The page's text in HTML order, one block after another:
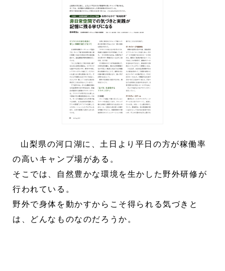
山梨県の河口湖に、土日より平日の方が稼働率
の高いキャンプ場がある。
そこでは、自然豊かな環境を生かした野外研修が
行われている。
野外で身体を動かすからこそ得られる気づきと
は、どんなものなのだろうか。